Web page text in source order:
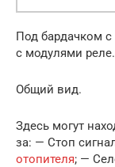
Под бардачком
с модулями реле.
Общий вид.
Здесь могут
за: — Стоп
отопителя; —